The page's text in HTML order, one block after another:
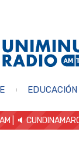
EDUCACIÓN
| 🔈